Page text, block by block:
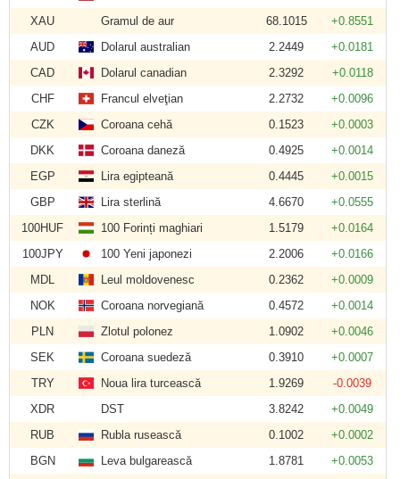
XAU
Gramul de aur 68.1015
+0.8551
AUD
Dolarul australian 2.2449
+0.0181
CAD
Dolarul canadian 2.3292
+0.0118
CHF
Francul elveţian 2.2732
+0.0096
CZK
Coroana cehă 0.1523
+0.0003
DKK
Coroana daneză 0.4925
+0.0014
EGP
Lira egipteană 0.4445
+0.0015
GBP
Lira sterlină 4.6670
+0.0555
100HUF
100 Forinți maghiari 1.5179
+0.0164
100JPY
100 Yeni japonezi 2.2006
+0.0166
MDL
Leul moldovenesc 0.2362
+0.0009
NOK
Coroana norvegiană 0.4572
+0.0014
PLN
Zlotul polonez 1.0902
+0.0046
SEK
Coroana suedeză 0.3910
+0.0007
TRY
Noua lira turcească 1.9269
-0.0039
XDR
DST 3.8242
+0.0049
RUB
Rubla rusească 0.1002
+0.0002
BGN
Leva bulgarească 1.8781
+0.0053